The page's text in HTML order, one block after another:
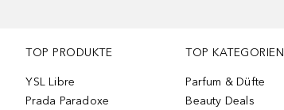
TOP PRODUKTE
YSL Libre
Prada Paradoxe
TOP KATEGORIEN
Parfum & Düfte
Beauty Deals